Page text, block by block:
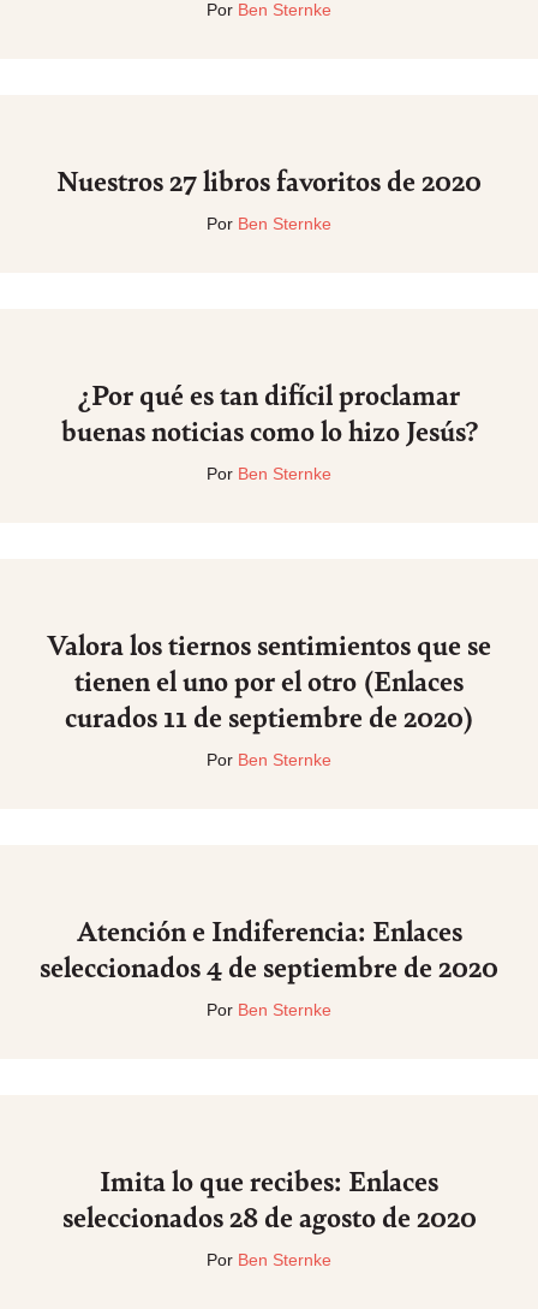
Por Ben Sternke
Nuestros 27 libros favoritos de 2020
Por Ben Sternke
¿Por qué es tan difícil proclamar
buenas noticias como lo hizo Jesús?
Por Ben Sternke
Valora los tiernos sentimientos que se
tienen el uno por el otro (Enlaces
curados 11 de septiembre de 2020)
Por Ben Sternke
Atención e Indiferencia: Enlaces
seleccionados 4 de septiembre de 2020
Por Ben Sternke
Imita lo que recibes: Enlaces
seleccionados 28 de agosto de 2020
Por Ben Sternke